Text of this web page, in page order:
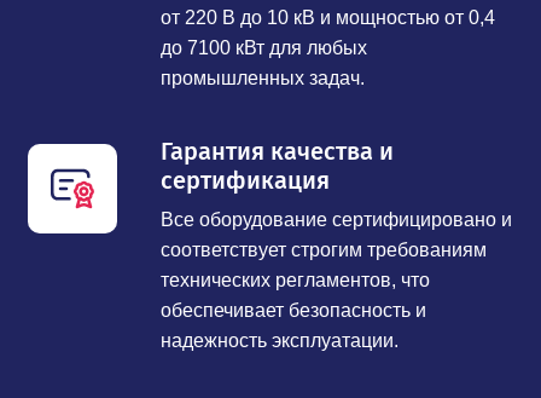
от 220 В до 10 кВ и мощностью от 0,4
до 7100 кВт для любых
промышленных задач.
Гарантия качества и
сертификация
Все оборудование сертифицировано и
соответствует строгим требованиям
технических регламентов, что
обеспечивает безопасность и
надежность эксплуатации.